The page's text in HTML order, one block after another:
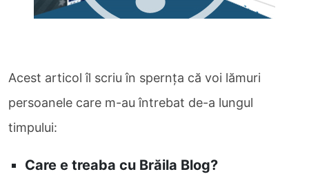
Acest articol îl scriu în spernţa că voi lămuri
persoanele care m-au întrebat de-a lungul
timpului:
Care e treaba cu Brăila Blog?